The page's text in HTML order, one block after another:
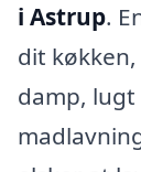
i Astrup.
dit
damp,